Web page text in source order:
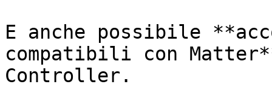
E anche possibile
compatibili con
Controller.